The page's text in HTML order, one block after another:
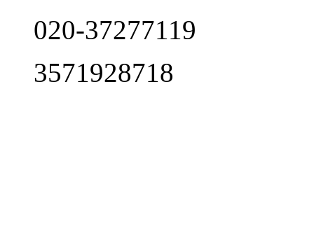
020-37277119
3571928718